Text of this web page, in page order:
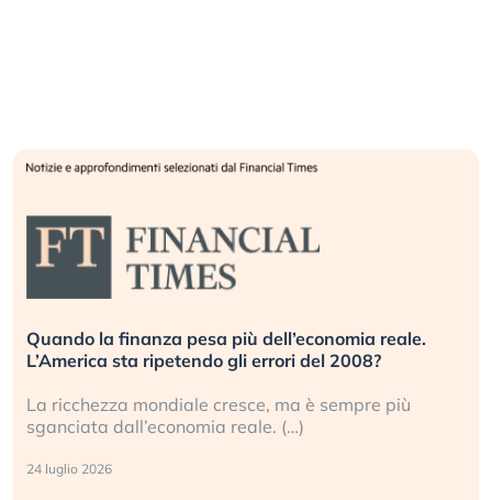
Quando la finanza pesa più dell’economia reale.
L’America sta ripetendo gli errori del 2008?
La ricchezza mondiale cresce, ma è sempre più
sganciata dall’economia reale. (…)
24 luglio 2026